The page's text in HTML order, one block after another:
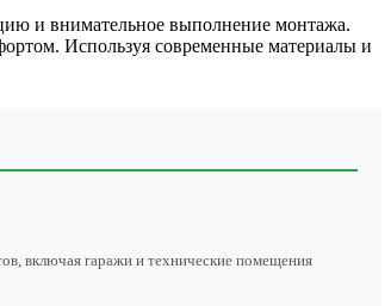
и внимательное выполнение монтажа.
Используя современные материалы и
включая гаражи и технические помещения